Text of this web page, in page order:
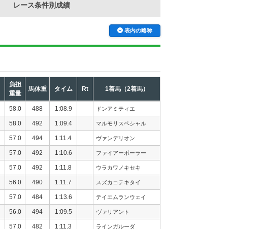
レース条件別成績
表内の略称
負担
重量
馬体重 タイム Rt 1着馬（2着馬）
58.0 488 1:08.9 ドンアミティエ
58.0 492 1:09.4 マルモリスペシャル
57.0 494 1:11.4 ヴァンデリオン
57.0 492 1:10.6 ファイアーボーラー
57.0 492 1:11.8 ウラカワノキセキ
56.0 490 1:11.7 スズカコテキタイ
57.0 484 1:13.6 テイエムランウェイ
56.0 494 1:09.5 ヴァリアント
57.0 482 1:11.3 ラインガルーダ